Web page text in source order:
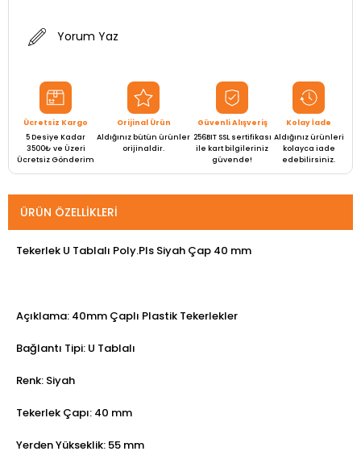
Yorum Yaz
Ücretsiz Kargo
5 Desiye Kadar
3500₺ ve Üzeri
Ücretsiz Gönderim
Orijinal Ürün
Aldığınız bütün ürünler
orijinaldir.
Güvenli Alışveriş
256BIT SSL sertifikası
ile kart bilgileriniz
güvende!
Kolay İade
Aldığınız ürünleri
kolayca iade
edebilirsiniz.
ÜRÜN ÖZELLIKLERI
Tekerlek U Tablalı Poly.Pls Siyah Çap 40 mm
Açıklama: 40mm Çaplı Plastik Tekerlekler
Bağlantı Tipi: U Tablalı
Renk: Siyah
Tekerlek Çapı: 40 mm
Yerden Yükseklik: 55 mm